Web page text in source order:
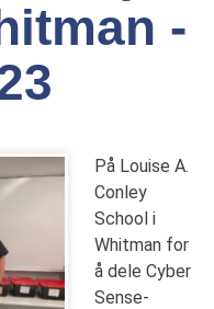
-
På Louise A.
Conley
School i
Whitman for
å dele Cyber
Sense-